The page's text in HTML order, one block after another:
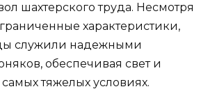
шахтерского труда. Несмотря
характеристики,
служили надежными
обеспечивая свет и
самых тяжелых условиях.